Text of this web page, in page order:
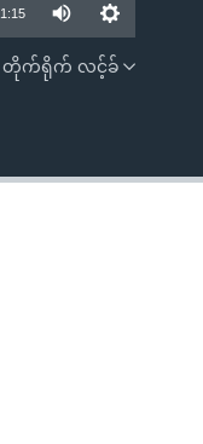
EMBED
1:15
တိုက်ရိုက် လင့်ခ်